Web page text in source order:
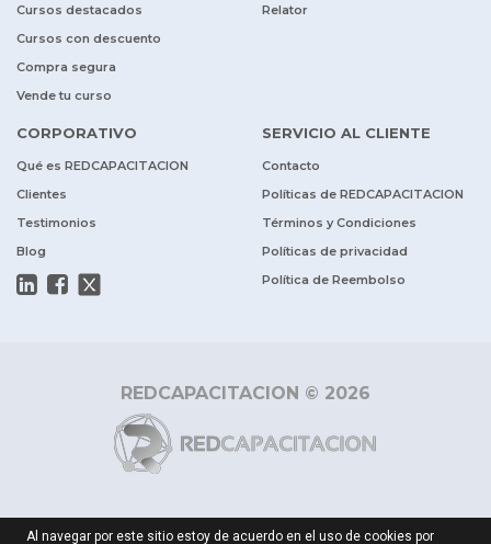
Cursos destacados
Cursos con descuento
Compra segura
Vende tu curso
Relator
CORPORATIVO
Qué es REDCAPACITACION
Clientes
Testimonios
Blog
SERVICIO AL CLIENTE
Contacto
Políticas de REDCAPACITACION
Términos y Condiciones
Políticas de privacidad
Política de Reembolso
REDCAPACITACION © 2026
Al navegar por este sitio estoy de acuerdo en el uso de cookies por